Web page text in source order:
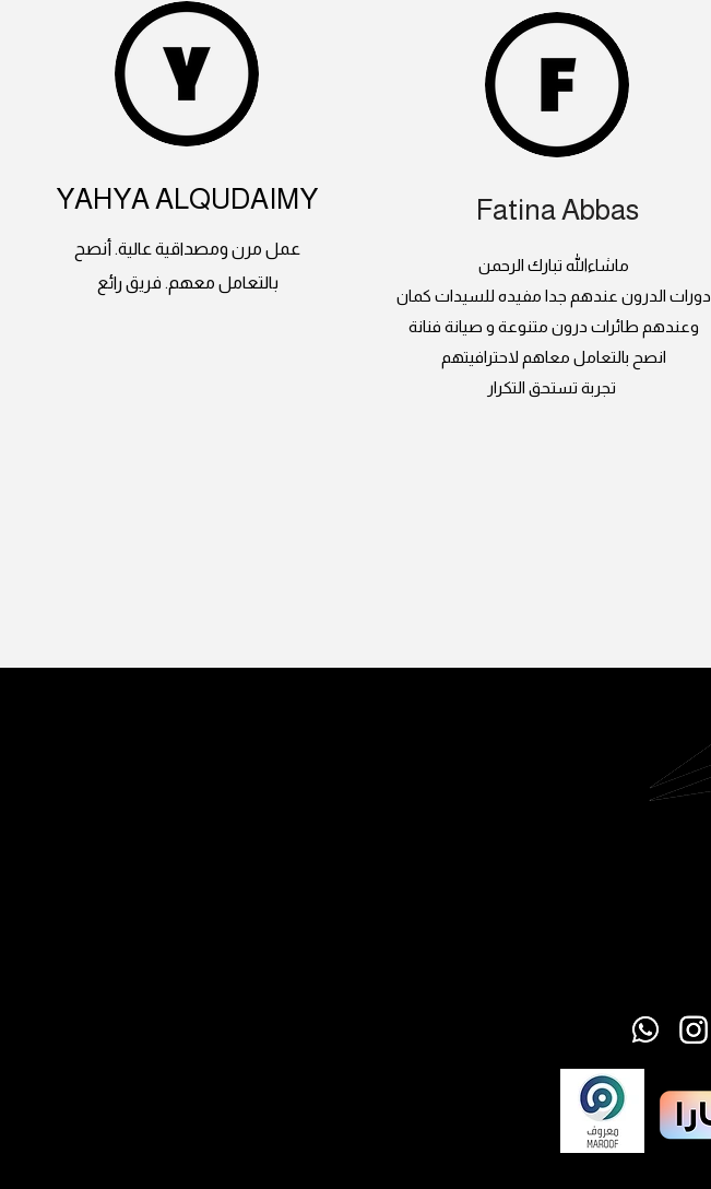
YAHYA ALQUDAIMY
عمل مرن ومصداقية عالية. أنصح
بالتعامل معهم. فريق رائع
Fatina Abbas
ماشاءالله تبارك الرحمن
دورات الدرون عندهم جدا مفيده للسيدات كمان
وعندهم طائرات درون متنوعة و صيانة فنانة
انصح بالتعامل معاهم لاحترافيتهم